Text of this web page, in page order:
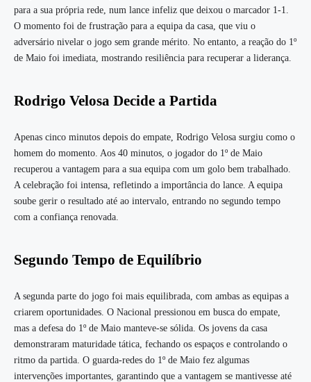
para a sua própria rede, num lance infeliz que deixou o marcador 1-1.
O momento foi de frustração para a equipa da casa, que viu o
adversário nivelar o jogo sem grande mérito. No entanto, a reação do 1º
de Maio foi imediata, mostrando resiliência para recuperar a liderança.
Rodrigo Velosa Decide a Partida
Apenas cinco minutos depois do empate, Rodrigo Velosa surgiu como o
homem do momento. Aos 40 minutos, o jogador do 1º de Maio
recuperou a vantagem para a sua equipa com um golo bem trabalhado.
A celebração foi intensa, refletindo a importância do lance. A equipa
soube gerir o resultado até ao intervalo, entrando no segundo tempo
com a confiança renovada.
Segundo Tempo de Equilíbrio
A segunda parte do jogo foi mais equilibrada, com ambas as equipas a
criarem oportunidades. O Nacional pressionou em busca do empate,
mas a defesa do 1º de Maio manteve-se sólida. Os jovens da casa
demonstraram maturidade tática, fechando os espaços e controlando o
ritmo da partida. O guarda-redes do 1º de Maio fez algumas
intervenções importantes, garantindo que a vantagem se mantivesse até